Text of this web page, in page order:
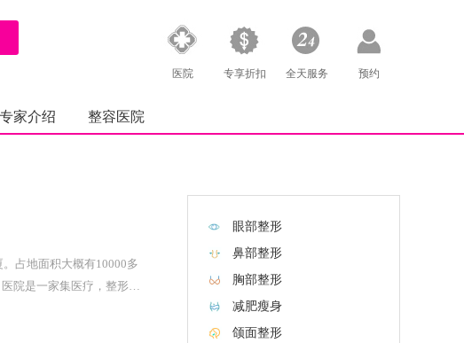
医院 专享折扣 全天服务 预约
专家介绍 整容医院
占地面积大概有10000多
院是一家集医疗，整形。
眼部整形
鼻部整形
胸部整形
减肥瘦身
颌面整形